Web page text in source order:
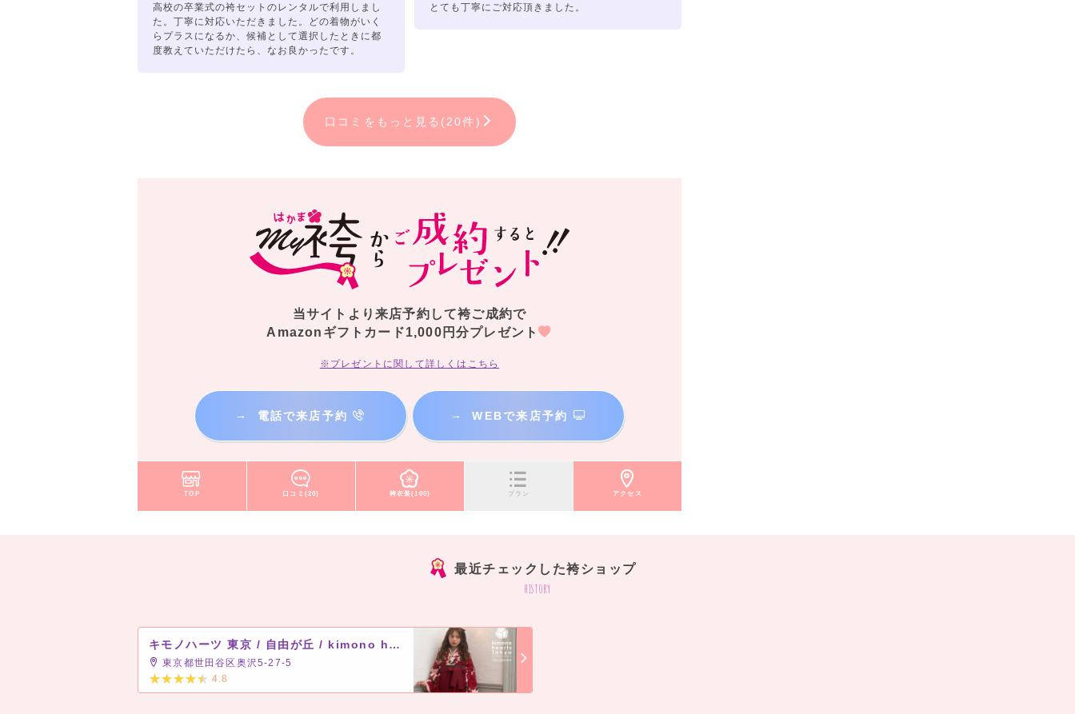
素敵な思い出を写真に残したい方へ、
前撮り撮影・ヘアセット・メイク・着付けまでついた
「PHOTOパック」
袴の無料レンタルが特典についております！
ご契約店舗だけではなく、全国のキモノハーツにてご利用いただけます。
楽しかった日々のラストを飾る旅立ちの日だからこそ、オシャレに卒業式♪
高校の卒業式の袴セットのレンタルで利用しまし
た。丁寧に対応いただきました。どの着物がいく
らプラスになるか、候補として選択したときに都
度教えていただけたら、なお良かったです。
とても丁寧にご対応頂きました。
口コミをもっと見る(20件)
当サイトより来店予約して袴ご成約で
Amazonギフトカード1,000円分プレゼント
※プレゼントに関して詳しくはこちら
→ 電話で来店予約 → WEBで来店予約
TOP 口コミ(20) 袴衣装(100) プラン アクセス
最近チェックした袴ショップ
history
キモノハーツ 東京 / 自由が丘 / kimono hearts Tokyo-jiyugaoka-
東京都世田谷区奥沢5-27-5
4.8